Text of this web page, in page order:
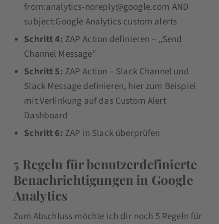
from:analytics-noreply@google.com AND
subject:Google Analytics custom alerts
Schritt 4: ZAP Action definieren – „Send
Channel Message“
Schritt 5: ZAP Action – Slack Channel und
Slack Message definieren, hier zum Beispiel
mit Verlinkung auf das Custom Alert
Dashboard
Schritt 6: ZAP in Slack überprüfen
5 Regeln für benutzerdefinierte
Benachrichtigungen in Google
Analytics
Zum Abschluss möchte ich dir noch 5 Regeln für